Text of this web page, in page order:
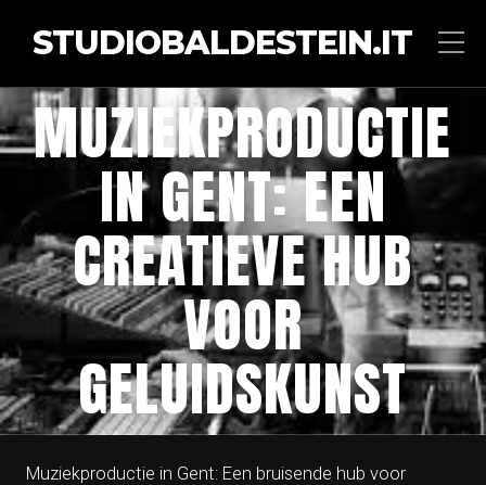
STUDIOBALDESTEIN.IT
MUZIEKPRODUCTIE
IN GENT: EEN
CREATIEVE HUB
VOOR
GELUIDSKUNST
Muziekproductie in Gent: Een bruisende hub voor